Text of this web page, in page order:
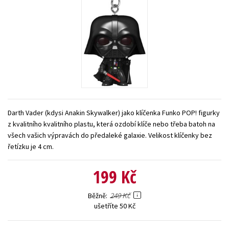
Zahraniční literatura
Všechny tituly
Darth Vader (kdysi Anakin Skywalker) jako klíčenka Funko POP! figurky
z kvalitního kvalitního plastu, která ozdobí klíče nebo třeba batoh na
všech vašich výpravách do předaleké galaxie. Velikost klíčenky bez
řetízku je 4 cm.
199 Kč
Běžně 249 Kč
ušetříte 50 Kč